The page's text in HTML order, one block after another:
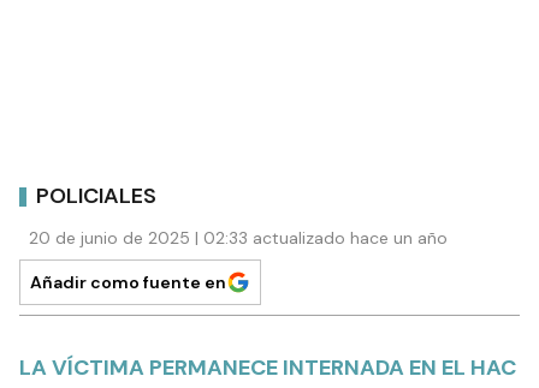
POLICIALES
20 de junio de 2025 | 02:33 actualizado hace un año
Añadir como fuente en
LA VÍCTIMA PERMANECE INTERNADA EN EL HAC